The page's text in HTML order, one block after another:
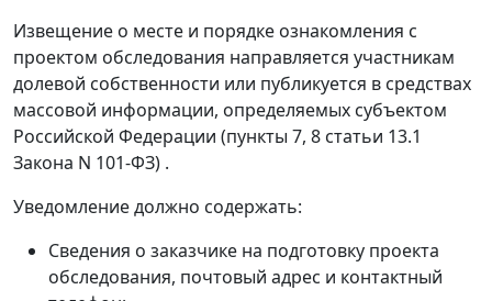
Извещение о месте и порядке ознакомления с
проектом обследования направляется участникам
долевой собственности или публикуется в средствах
массовой информации, определяемых субъектом
Российской Федерации (пункты 7, 8 статьи 13.1
Закона N 101-ФЗ) .
Уведомление должно содержать:
Сведения о заказчике на подготовку проекта
обследования, почтовый адрес и контактный